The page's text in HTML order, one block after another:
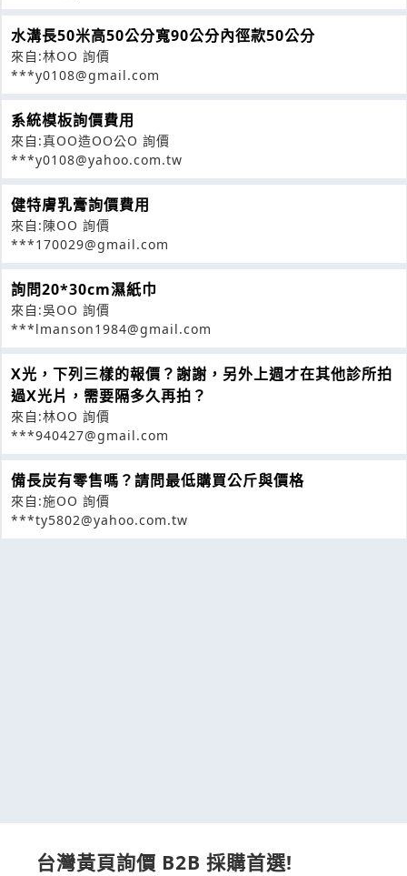
水溝長50米高50公分寬90公分內徑款50公分
來自:林OO 詢價
***y0108@gmail.com
系統模板詢價費用
來自:真OO造OO公O 詢價
***y0108@yahoo.com.tw
健特膚乳膏詢價費用
來自:陳OO 詢價
***170029@gmail.com
詢問20*30cm濕紙巾
來自:吳OO 詢價
***lmanson1984@gmail.com
X光，下列三樣的報價？謝謝，另外上週才在其他診所拍
過X光片，需要隔多久再拍？
來自:林OO 詢價
***940427@gmail.com
備長炭有零售嗎？請問最低購買公斤與價格
來自:施OO 詢價
***ty5802@yahoo.com.tw
台灣黃頁詢價 B2B 採購首選!